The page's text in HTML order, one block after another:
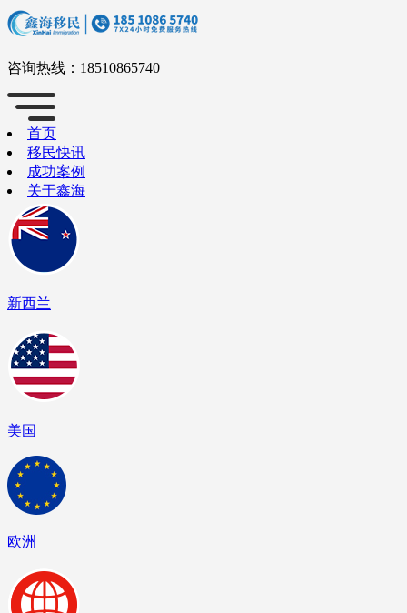
咨询热线： 18510865740
首页
移民快讯
成功案例
关于鑫海
新西兰
美国
欧洲